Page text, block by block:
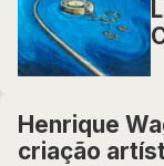
Henrique
criação